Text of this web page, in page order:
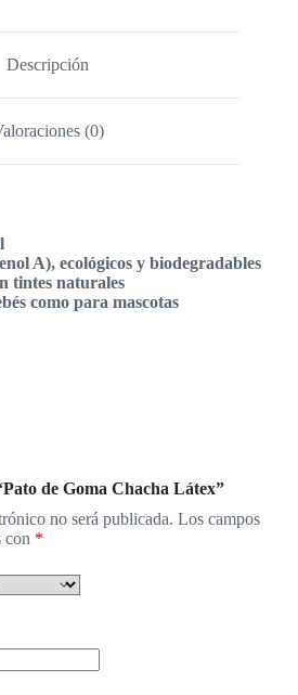
Descripción
(0)
A), ecológicos y biodegradables
tintes naturales
como para mascotas
de Goma Chacha Látex”
no será publicada. Los campos
con *